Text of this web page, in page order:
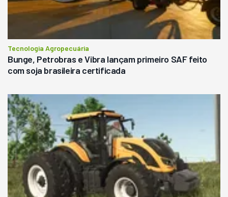
Tecnologia Agropecuária
Bunge, Petrobras e Vibra lançam primeiro SAF feito
com soja brasileira certificada